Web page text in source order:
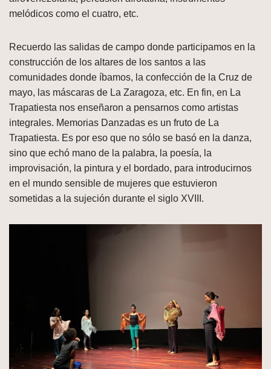
melódicos como el cuatro, etc.
Recuerdo las salidas de campo donde participamos en la
construcción de los altares de los santos a las
comunidades donde íbamos, la confección de la Cruz de
mayo, las máscaras de La Zaragoza, etc. En fin, en La
Trapatiesta nos enseñaron a pensarnos como artistas
integrales. Memorias Danzadas es un fruto de La
Trapatiesta. Es por eso que no sólo se basó en la danza,
sino que echó mano de la palabra, la poesía, la
improvisación, la pintura y el bordado, para introducirnos
en el mundo sensible de mujeres que estuvieron
sometidas a la sujeción durante el siglo XVIII.